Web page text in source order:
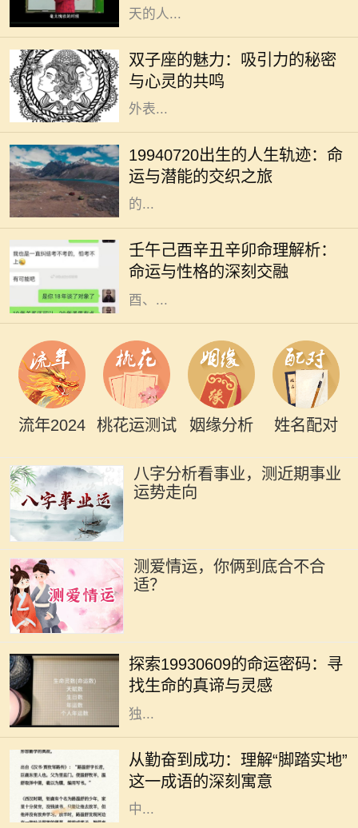
天的人...
双子座的魅力：吸引力的秘密
与心灵的共鸣
双子座是个富有魅力的星座，生于5
月21日至6月20日之间的双子们，凭
借其机智与灵活的个性，成为社交场
合的明星。他们的吸引力不单来源于
外表...
19940720出生的人生轨迹：命
运与潜能的交织之旅
在众多的出生日期中，1994年7月20
日这一日具有其独特的意义。对于这
一日出生的人来说，他们的命运似乎
注定要与众不同。每个人都希望自己
的...
壬午己酉辛丑辛卯命理解析：
命运与性格的深刻交融
在浩瀚的命理学中，五行八字被视为
解读一个人命运的重要工具。不同的
命格拥有各自独特的性格特征与运势
走向。今天，我们将针对壬午、己
酉、...
流年2024 桃花运测试 姻缘分析 姓名配对
八字分析看事业，测近期事业
运势走向
测爱情运，你俩到底合不合
适？
探索19930609的命运密码：寻
找生命的真谛与灵感
有一些命运的节点，让我们不得不回
望过往，反思前行。在这个多元化的
时代，每一个出生日期都似乎蕴藏着
独...
从勤奋到成功：理解“脚踏实地”
这一成语的深刻寓意
在人生的旅途中，成功往往不是一蹴
而就的事情，而是一个不断努力、不
断奋斗的过程。在这个过程中，许多
成语成为我们学习和生活的指南。其
中...
2003年是农历的兔年，而根据中国五